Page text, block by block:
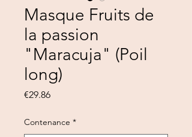
Masque Fruits de
la passion
"Maracuja" (Poil
long)
€29.86Price
Contenance *